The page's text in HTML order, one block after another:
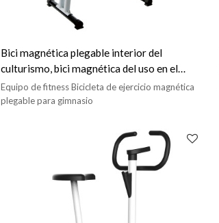
Bici magnética plegable interior del
culturismo, bici magnética del uso en el
hogar
Equipo de fitness Bicicleta de ejercicio magnética
plegable para gimnasio